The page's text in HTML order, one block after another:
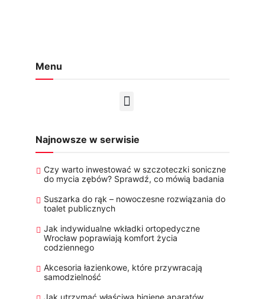
Menu
Najnowsze w serwisie
Czy warto inwestować w szczoteczki soniczne
do mycia zębów? Sprawdź, co mówią badania
Suszarka do rąk – nowoczesne rozwiązania do
toalet publicznych
Jak indywidualne wkładki ortopedyczne
Wrocław poprawiają komfort życia
codziennego
Akcesoria łazienkowe, które przywracają
samodzielność